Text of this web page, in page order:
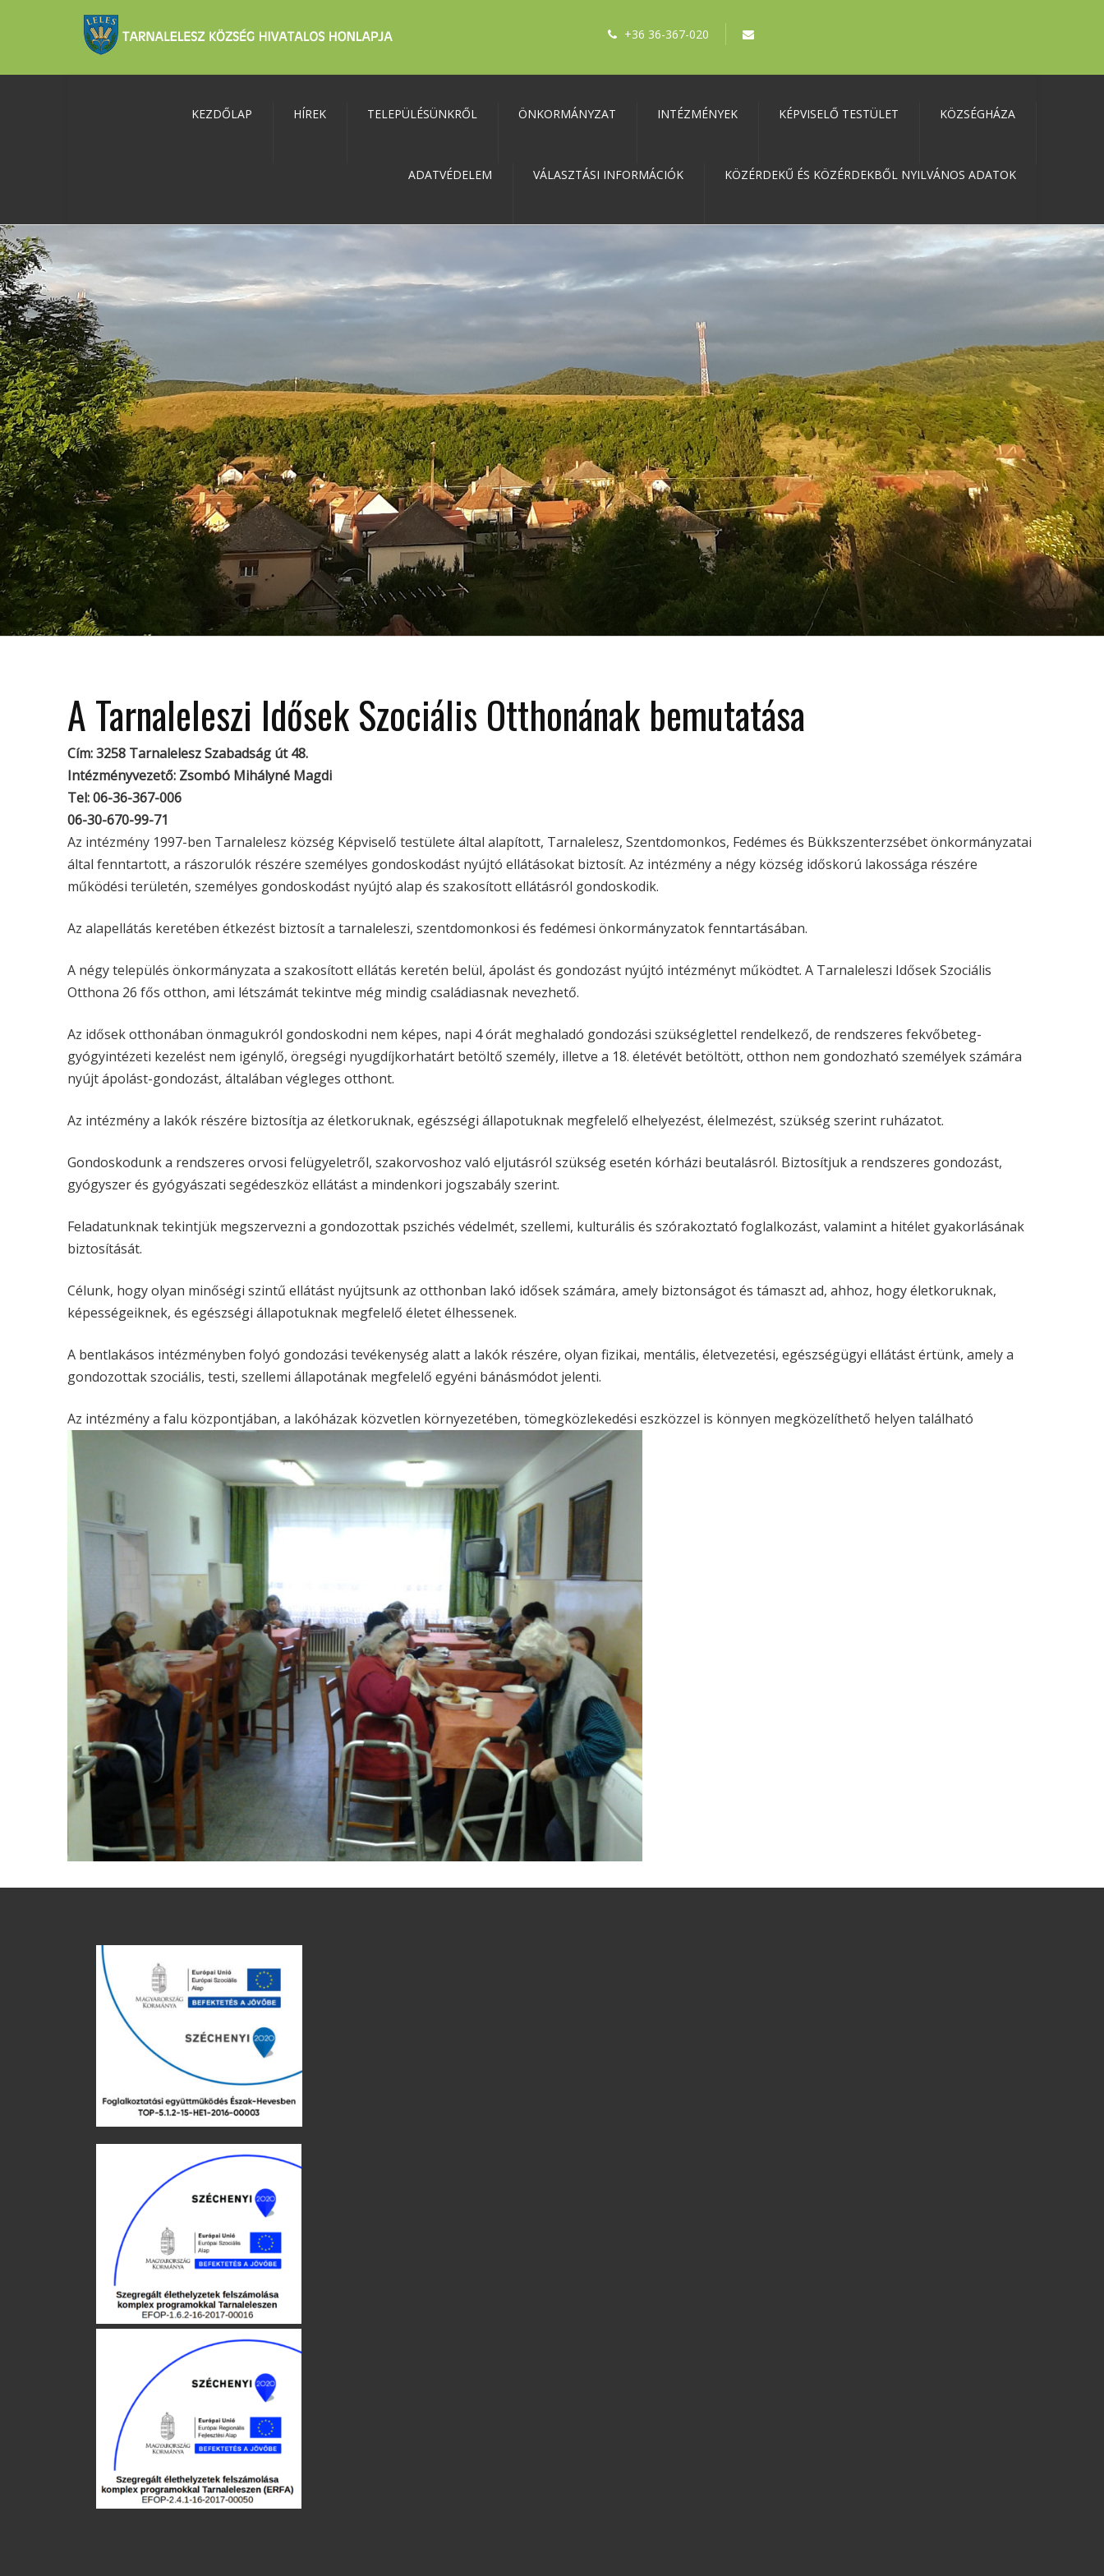
+36 36-367-020
KEZDŐLAP HÍREK TELEPÜLÉSÜNKRŐL ÖNKORMÁNYZAT INTÉZMÉNYEK KÉPVISELŐ TESTÜLET KÖZSÉGHÁZA
ADATVÉDELEM VÁLASZTÁSI INFORMÁCIÓK KÖZÉRDEKŰ ÉS KÖZÉRDEKBŐL NYILVÁNOS ADATOK
A Tarnaleleszi Idősek Szociális Otthonának bemutatása
Cím: 3258 Tarnalelesz Szabadság út 48.
Intézményvezető: Zsombó Mihályné Magdi
Tel: 06-36-367-006
06-30-670-99-71
Az intézmény 1997-ben Tarnalelesz község Képviselő testülete által alapított, Tarnalelesz, Szentdomonkos, Fedémes és Bükkszenterzsébet önkormányzatai
által fenntartott, a rászorulók részére személyes gondoskodást nyújtó ellátásokat biztosít. Az intézmény a négy község időskorú lakossága részére
működési területén, személyes gondoskodást nyújtó alap és szakosított ellátásról gondoskodik.
Az alapellátás keretében étkezést biztosít a tarnaleleszi, szentdomonkosi és fedémesi önkormányzatok fenntartásában.
A négy település önkormányzata a szakosított ellátás keretén belül, ápolást és gondozást nyújtó intézményt működtet. A Tarnaleleszi Idősek Szociális
Otthona 26 fős otthon, ami létszámát tekintve még mindig családiasnak nevezhető.
Az idősek otthonában önmagukról gondoskodni nem képes, napi 4 órát meghaladó gondozási szükséglettel rendelkező, de rendszeres fekvőbeteg-
gyógyintézeti kezelést nem igénylő, öregségi nyugdíjkorhatárt betöltő személy, illetve a 18. életévét betöltött, otthon nem gondozható személyek számára
nyújt ápolást-gondozást, általában végleges otthont.
Az intézmény a lakók részére biztosítja az életkoruknak, egészségi állapotuknak megfelelő elhelyezést, élelmezést, szükség szerint ruházatot.
Gondoskodunk a rendszeres orvosi felügyeletről, szakorvoshoz való eljutásról szükség esetén kórházi beutalásról. Biztosítjuk a rendszeres gondozást,
gyógyszer és gyógyászati segédeszköz ellátást a mindenkori jogszabály szerint.
Feladatunknak tekintjük megszervezni a gondozottak pszichés védelmét, szellemi, kulturális és szórakoztató foglalkozást, valamint a hitélet gyakorlásának
biztosítását.
Célunk, hogy olyan minőségi szintű ellátást nyújtsunk az otthonban lakó idősek számára, amely biztonságot és támaszt ad, ahhoz, hogy életkoruknak,
képességeiknek, és egészségi állapotuknak megfelelő életet élhessenek.
A bentlakásos intézményben folyó gondozási tevékenység alatt a lakók részére, olyan fizikai, mentális, életvezetési, egészségügyi ellátást értünk, amely a
gondozottak szociális, testi, szellemi állapotának megfelelő egyéni bánásmódot jelenti.
Az intézmény a falu központjában, a lakóházak közvetlen környezetében, tömegközlekedési eszközzel is könnyen megközelíthető helyen található